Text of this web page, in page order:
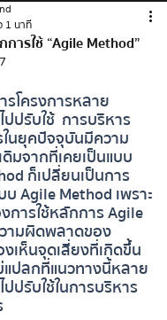
ารใช้ “Agile Method”
1 นาที
ดาว
โครงการหลาย
ปรับใช้  การบริหาร
นยุคปัจจุบันมีความ
ม จากที่เคยเป็นแบบ
ก็เปลี่ยนเป็นการ
Agile Method เพราะ
ารใช้หลักการ  Agile
วามผิดพลาดของ
งเห็นจุดเสี่ยงที่เกิดขึ้น
แปลกที่แนวทางนี้หลาย
ปรับใช้ในการบริหาร